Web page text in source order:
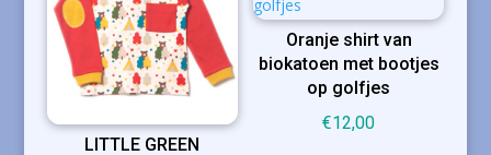
LITTLE GREEN
Oranje shirt van
biokatoen met bootjes
op golfjes
€12,00